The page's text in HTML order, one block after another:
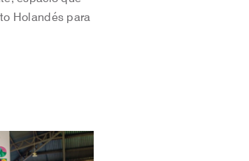
Holandés para